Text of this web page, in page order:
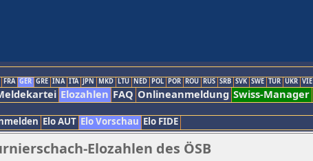
FRA GER GRE INA ITA JPN MKD LTU NED POL POR ROU RUS SRB SVK SWE TUR UKR VIE
Elozahlen FAQ Onlineanmeldung Swiss-Manager
Elo AUT Elo Vorschau Elo FIDE
Elozahlen des ÖSB